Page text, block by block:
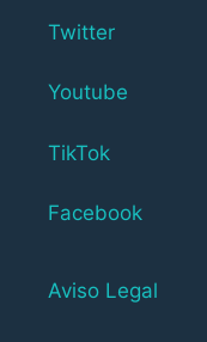
Twitter
Youtube
TikTok
Facebook
Aviso Legal